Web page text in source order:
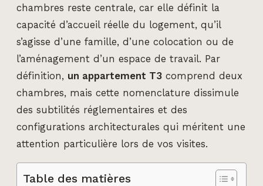
chambres reste centrale, car elle définit la
capacité d’accueil réelle du logement, qu’il
s’agisse d’une famille, d’une colocation ou de
l’aménagement d’un espace de travail. Par
définition, un appartement T3 comprend deux
chambres, mais cette nomenclature dissimule
des subtilités réglementaires et des
configurations architecturales qui méritent une
attention particulière lors de vos visites.
Table des matières